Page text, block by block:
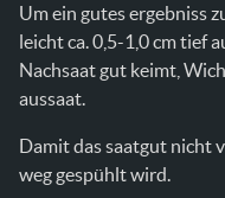
Um ein gutes ergebniss
leicht ca. 0,5-1,0 cm tief
Nachsaat gut keimt,
aussaat.
Damit das saatgut nicht
weg gespühlt wird.